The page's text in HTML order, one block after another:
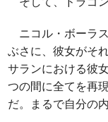
ニコル・ボーラ
ぶさに、彼女がそ
サランにおける彼
つの間に全てを再
だ。まるで自分の